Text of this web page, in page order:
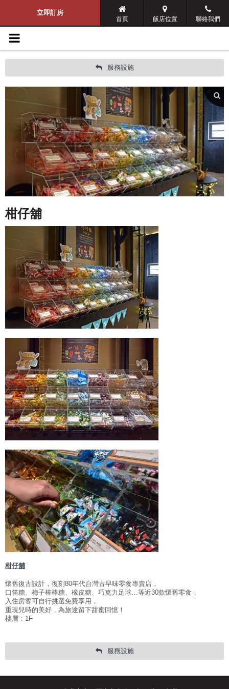
導覽選單
天成文旅-華山町
美饌饗宴
照片集錦
住宿專案
最新消息
服務設施
藝術展演
推薦景點
交通位置
關係企業
聯絡我們
設計亮點
COSMOS CLUB
住宿券訂房
語言
繁體中文 ENGLISH
日本語 한국어
简体中文
Facebook 分享
立即訂房
首頁 飯店位置 聯絡我們
服務設施
柑仔舖
柑仔舖
懷舊復古設計，復刻80年代台灣古早味零食專賣店，
口笛糖、梅子棒棒糖、橡皮糖、巧克力足球…等近30款懷舊零食，
入住房客可自行挑選免費享用，
重現兒時的美好，為旅途留下甜蜜回憶！
樓層：1F
服務設施